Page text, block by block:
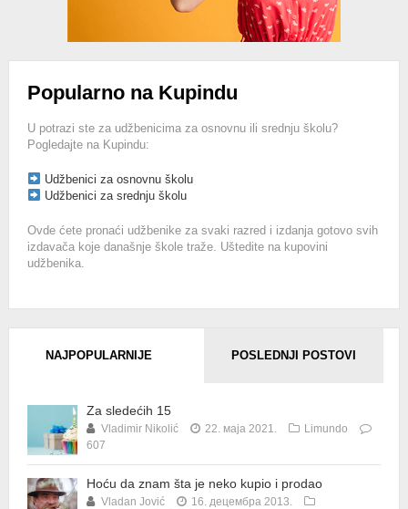
Popularno na Kupindu
U potrazi ste za udžbenicima za osnovnu ili srednju školu?
Pogledajte na Kupindu:
Udžbenici za osnovnu školu
Udžbenici za srednju školu
Ovde ćete pronaći udžbenike za svaki razred i izdanja gotovo svih
izdavača koje današnje škole traže. Uštedite na kupovini
udžbenika.
NAJPOPULARNIJE POSLEDNJI POSTOVI
Za sledećih 15
Vladimir Nikolić 22. маја 2021.
Limundo
607
Hoću da znam šta je neko kupio i prodao
Vladan Jović
16. децембра 2013.